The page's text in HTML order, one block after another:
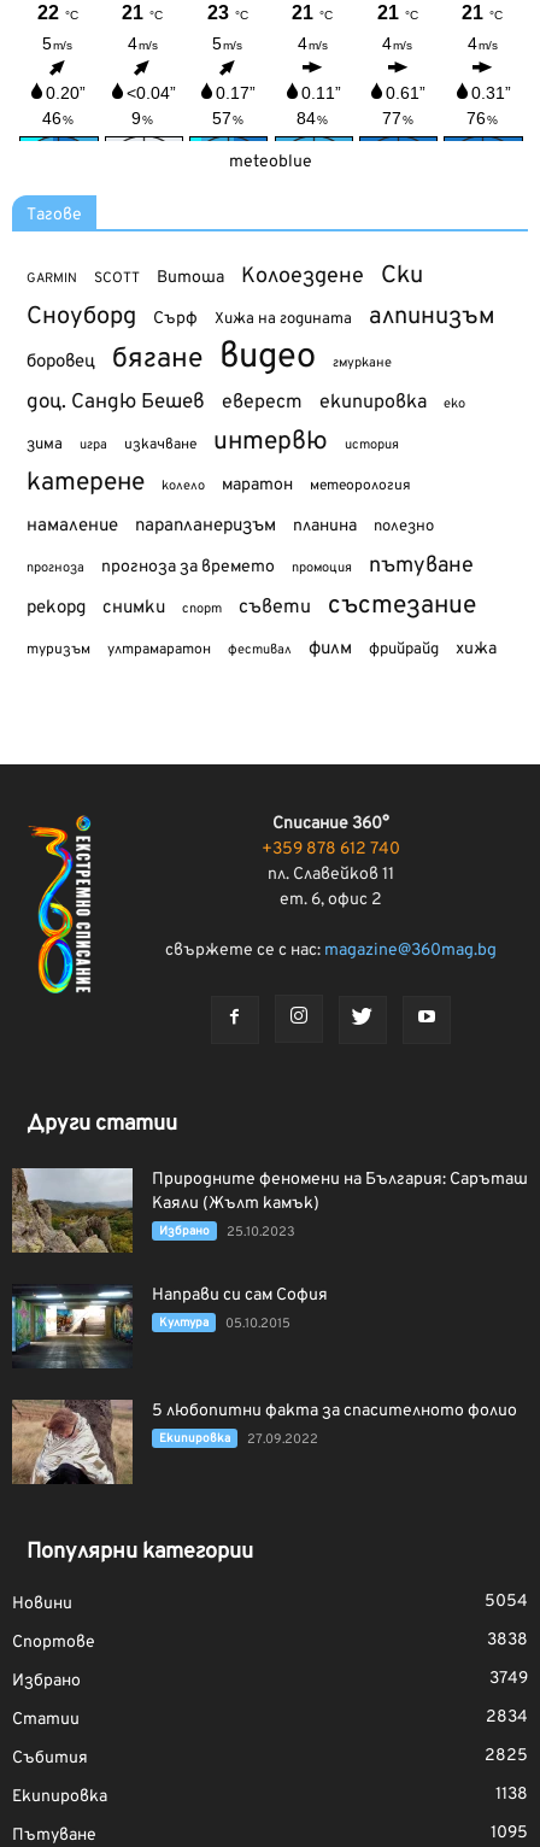
meteoblue
Тагове
GARMIN SCOTT Витоша Колоездене Ски
Сноуборд Сърф Хижа на годината алпинизъм
боровец бягане видео гмуркане
доц. Сандю Бешев еверест екипировка еко
зима игра изкачване интервю история
катерене колело маратон метеорология
намаление парапланеризъм планина полезно
прогноза прогноза за времето промоция пътуване
рекорд снимки спорт съвети състезание
туризъм ултрамаратон фестивал филм фрийрайд хижа
Списание 360°
+359 878 612 740
пл. Славейков 11
ет. 6, офис 2
свържете се с нас: magazine@360mag.bg
Други статии
Природните феномени на България: Саръташ
Каяли (Жълт камък)
Избрано 25.10.2023
Направи си сам София
Култура 05.10.2015
5 любопитни факта за спасителното фолио
Екипировка 27.09.2022
Популярни категории
Новини
5054
Спортове
3838
Избрано
3749
Статии
2834
Събития
2825
Екипировка
1138
Пътуване
1095